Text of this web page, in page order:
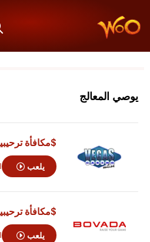
يوصي المعالج
$مكافأة ترحيبية
يلعب
$مكافأة ترحيبية
يلعب